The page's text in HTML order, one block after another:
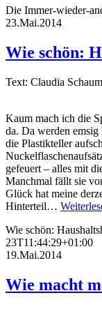
Die Immer-wieder-
23.Mai.2014
Wie schön:
Text: Claudia
Kaum mach ich die
da. Da werden
die Plastikteller
gefeuert – alles mit
Manchmal fällt sie
Glück hat meine
Hinterteil…
Wie schön:
23T11:44:29+01:00
19.Mai.2014
Wie macht